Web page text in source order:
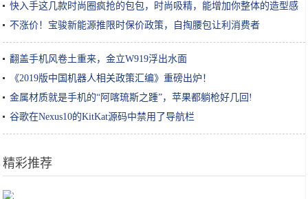
快入手这几款时尚圈疯抢的包包，时尚吸精，能增加你整体的造型感
不涨价！宝骏新能源推限时保价政策，自掏腰包让利消费者
翻盖手机风卷土重来，金立W919浮出水面
《2019版中国机器人相关政策汇编》重磅出炉！
金属材质就是手机的“阿喀琉斯之踵”，苹果都躺枪好几回!
谷歌在Nexus10的KitKat源码中禁用了导航栏
精彩推荐
还没开服就拿下免费榜第一，能单手操作的《马力欧赛车》好玩么？